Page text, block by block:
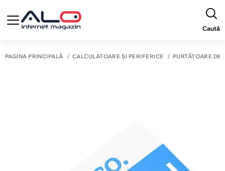
Caută
PAGINA PRINCIPALĂ CALCULATOARE ȘI PERIFERICE PURTĂTOARE DE